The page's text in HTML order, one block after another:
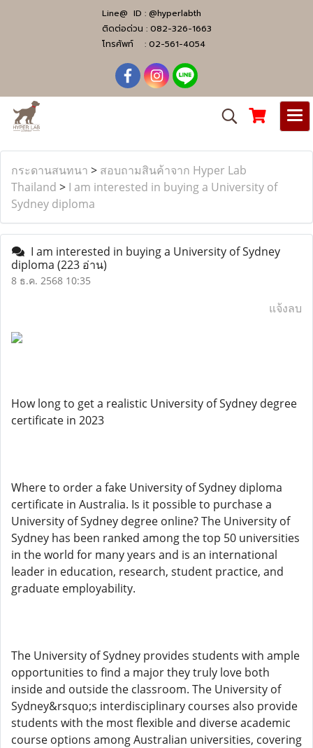
Line@ ID : @hyperlabth
ติดต่อด่วน : 082-326-1663
โทรศัพท์ : 02-561-4054
กระดานสนทนา > สอบถามสินค้าจาก Hyper Lab
Thailand > I am interested in buying a University of
Sydney diploma
I am interested in buying a University of Sydney
diploma (223 อ่าน)
8 ธ.ค. 2568 10:35
แจ้งลบ
How long to get a realistic University of Sydney degree
certificate in 2023
Where to order a fake University of Sydney diploma
certificate in Australia. Is it possible to purchase a
University of Sydney degree online? The University of
Sydney has been ranked among the top 50 universities
in the world for many years and is an international
leader in education, research, student practice, and
graduate employability.
The University of Sydney provides students with ample
opportunities to find a major they truly love both
inside and outside the classroom. The University of
Sydney&rsquo;s interdisciplinary courses also provide
students with the most flexible and diverse academic
course options among Australian universities, covering